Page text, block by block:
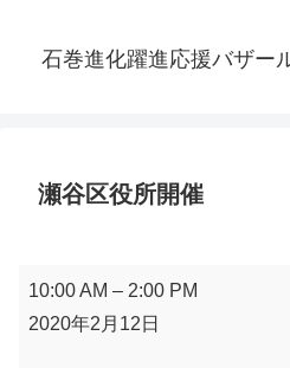
石巻進化躍進応援バザー
瀬谷区役所開催
瀬
谷
10:00 AM – 2:00 PM
2020年2月12日